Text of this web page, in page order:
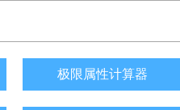
极限属性计算器